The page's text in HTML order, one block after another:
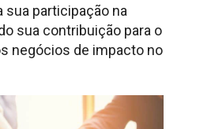
participação na
sua contribuição para o
negócios de impacto no